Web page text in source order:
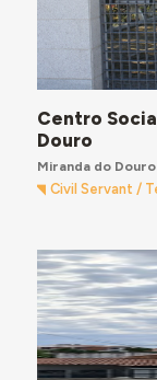
Centro
Douro
Miranda do Douro
Civil Servant /